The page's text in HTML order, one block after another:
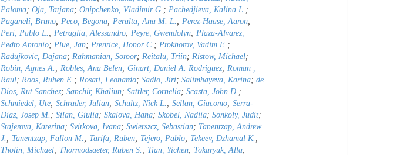
Paloma; Oja, Tatjana; Onipchenko, Vladimir G. ; Pachedjieva, Kalina L. ;
Paganeli, Bruno; Peco, Begona; Peralta, Ana M. L. ; Perez-Haase, Aaron;
Peri, Pablo L. ; Petraglia, Alessandro; Peyre, Gwendolyn; Plaza-Alvarez,
Pedro Antonio; Plue, Jan; Prentice, Honor C. ; Prokhorov, Vadim E. ;
Radujkovic, Dajana; Rahmanian, Soroor; Reitalu, Triin; Ristow, Michael;
Robin, Agnes A. ; Robles, Ana Belen; Ginart, Daniel A. Rodriguez; Roman ,
Raul; Roos, Ruben E. ; Rosati, Leonardo; Sadlo, Jiri; Salimbayeva, Karina; de
Dios, Rut Sanchez; Sanchir, Khaliun; Sattler, Cornelia; Scasta, John D. ;
Schmiedel, Ute; Schrader, Julian; Schultz, Nick L. ; Sellan, Giacomo; Serra-
Diaz, Josep M. ; Silan, Giulia; Skalova, Hana; Skobel, Nadiia; Sonkoly, Judit;
Stajerova, Katerina; Svitkova, Ivana; Swierszcz, Sebastian; Tanentzap, Andrew
J. ; Tanentzap, Fallon M. ; Tarifa, Ruben; Tejero, Pablo; Tekeev, Dzhamal K. ;
Tholin, Michael; Thormodsaeter, Ruben S. ; Tian, Yichen; Tokaryuk, Alla;